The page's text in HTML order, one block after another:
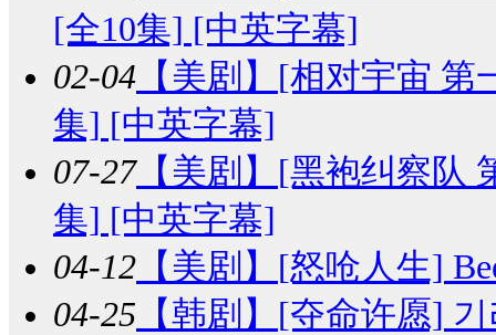
[全10集] [中英字幕]
02-04 【美剧】 [相对宇宙 第
集] [中英字幕]
07-27【美剧】 [黑袍纠察队
集] [中英字幕]
04-12 【美剧】 [怒呛人生]
04-25 【韩剧】 [夺命许愿]